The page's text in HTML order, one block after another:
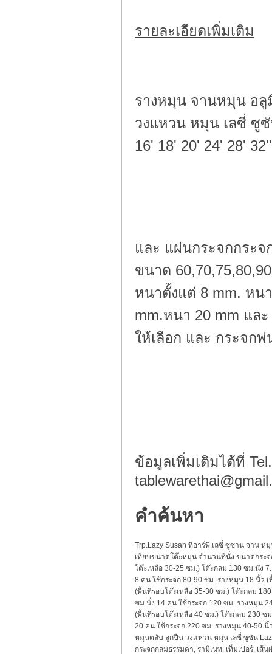
รายละเอียดเพิ่มเติม
รางหมุน จานหมุน อ
วงแหวน หมุน เลซี่ ซู
16' 18' 20' 24' 28'
และ แผ่นกระจกกระจ
ขนาด
หนาตั้งแต่ 8 mm. หน
mm.หนา 20 mm แล
ให้เลือก และ กระจก
ข้อมูลเพิ่มเติมได้ที่
คำค้นหา
Trp.Lazy Susan ทีอาร์พี.เลซี่ ซูซาน จาน
เทียบขนาดโต๊ะหมุน จำนวนที่นั่ง ขนาดกระ
โต๊ะเหลือ 30-25 ซม.) โต๊ะกลม 130 ซม.นั่ง
8.คน ใช้กระจก 80-90 ซม. รางหมุน 18 นิ้ว
(พื้นที่รอบโต๊ะเหลือ 35-30 ซม.) โต๊ะกลม
ซม.นั่ง 14.คน ใช้กระจก 120 ซม. รางหมุน
(พื้นที่รอบโต๊ะเหลือ 40 ซม.) โต๊ะกลม 230 ซ
20.คน ใช้กระจก 220 ซม. รางหมุน 40-50
หมุนตลับ ลูกปืน วงแหวน หมุน เลซี่ ซูซัน
กระจกกลมธรรมดา รามิเนท เท็มเปอร์ เส้น